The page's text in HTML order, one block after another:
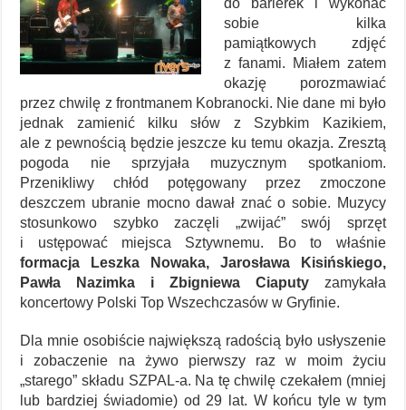
do barierek i wykonać
sobie kilka
pamiątkowych zdjęć
z fanami. Miałem zatem
okazję porozmawiać
przez chwilę z frontmanem Kobranocki. Nie dane mi było
jednak zamienić kilku słów z Szybkim Kazikiem,
ale z pewnością będzie jeszcze ku temu okazja. Zresztą
pogoda nie sprzyjała muzycznym spotkaniom.
Przenikliwy chłód potęgowany przez zmoczone
deszczem ubranie mocno dawał znać o sobie. Muzycy
stosunkowo szybko zaczęli „zwijać” swój sprzęt
i ustępować miejsca Sztywnemu. Bo to właśnie
formacja Leszka Nowaka, Jarosława Kisińskiego,
Pawła Nazimka i Zbigniewa Ciaputyzamykała
koncertowy Polski Top Wszechczasów w Gryfinie.
Dla mnie osobiście największą radością było usłyszenie
i zobaczenie na żywo pierwszy raz w moim życiu
„starego” składu SZPAL-a. Na tę chwilę czekałem (mniej
lub bardziej świadomie) od 29 lat. W końcu tyle w tym